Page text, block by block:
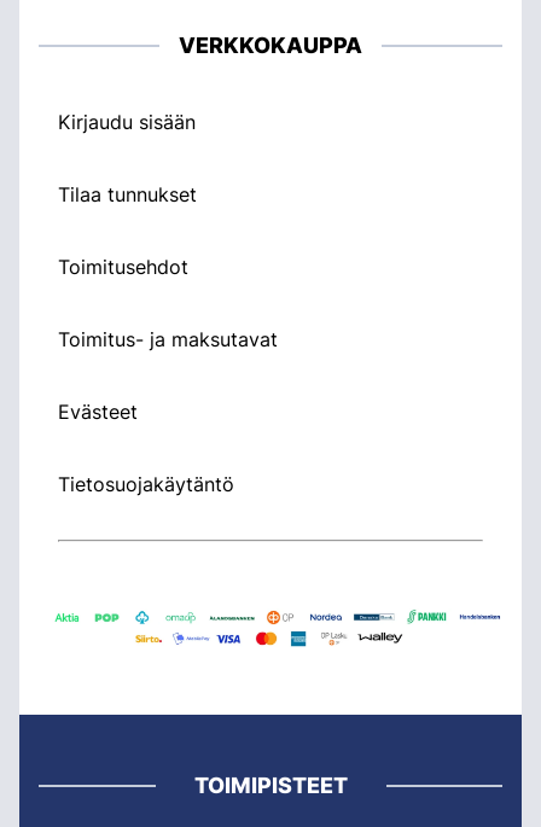
VERKKOKAUPPA
Kirjaudu sisään
Tilaa tunnukset
Toimitusehdot
Toimitus- ja maksutavat
Evästeet
Tietosuojakäytäntö
TOIMIPISTEET